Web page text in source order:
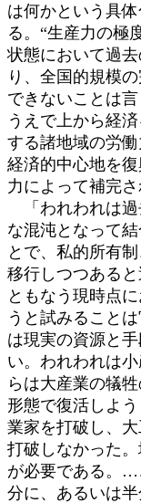
は何かという具
る。“生産力の極
状態において過
り、全国的規模
できないことは
うえで上から経
する諸地域の労
経済的中心地を
力によって補完
「われわれは過
な混沌となって
とで、私的所有
移行しつつある
ともなう現時点
うと試みること
は現実の資源と
い。われわれは
らは大産業の犠
形態で復活しよ
業家を打破し、
打破しなかった
が必要である。…
分に、あるいは